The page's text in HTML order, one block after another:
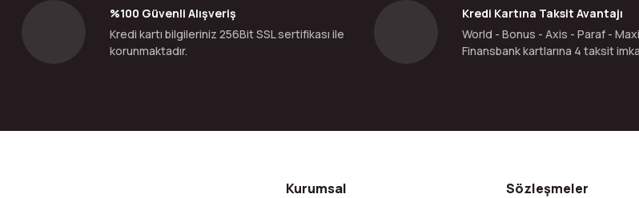
Ürün fiyatı diğer sitelerden daha pahalı.
Bu ürüne benzer farklı alternatifler olmalı.
%100 Güvenli Alışveriş
Kredi kartı bilgileriniz 256Bit SSL sertifikası ile
korunmaktadır.
Kredi Kartına Taksit Avantajı
World - Bonus - Axis - Paraf -
Finansbank kartlarına 4 taksit
Kurumsal Sözleşmeler